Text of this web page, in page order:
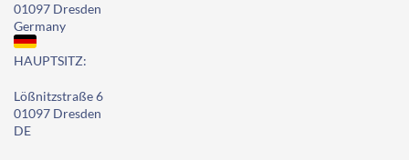
01097 Dresden
Germany
HAUPTSITZ:
Lößnitzstraße 6
01097 Dresden
DE